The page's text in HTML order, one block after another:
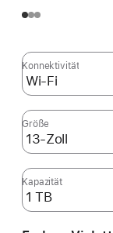
Konnektivität
Größe
Kapazität